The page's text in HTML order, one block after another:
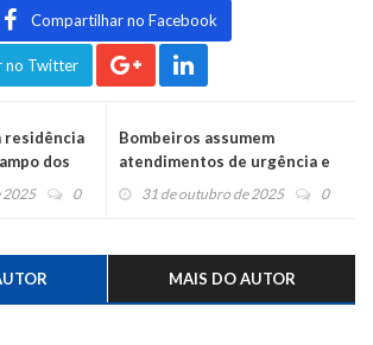
Compartilhar no Facebook
no Twitter
residência
dos
2025 0
Bombeiros assumem
atendimentos de urgência e
emergência em Vale Real
31 de outubro de 2025 0
MAIS DO AUTOR